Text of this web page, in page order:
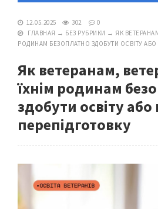
12.05.2025 302
0
ГЛАВНАЯ → БЕЗ РУБРИКИ → ЯК
РОДИНАМ БЕЗОПЛАТНО ЗДОБУТИ ОСВІТУ
Як ветеранам,
їхнім родинам
здобути освіту
перепідготовку